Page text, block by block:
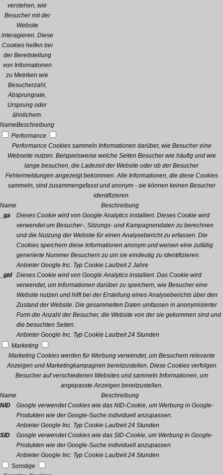
verstehen, wie
Besucher mit der
Website
interagieren. Diese
Cookies helfen bei
der Bereitstellung
von Informationen
zu Metriken wie
Besucherzahl,
Absprungrate,
Ursprung oder
ähnlichem.
NameBeschreibung
Performance
Performance Cookies sammeln Informationen darüber, wie Besucher eine
Webseite nutzen. Beispielsweise welche Seiten Besucher wie häufig und wie
lange besuchen, die Ladezeit der Website oder ob der Besucher
Fehlermeldungen angezeigt bekommen. Alle Informationen, die diese Cookies
sammeln, sind zusammengefasst und anonym - sie können keinen Besucher
identifizieren.
Name
Beschreibung
_ga
Dieses Cookie wird von Google Analytics installiert. Dieses Cookie wird
verwendet um Besucher-, Sitzungs- und Kampagnendaten zu berechnen
und die Nutzung der Website für einen Analysebericht zu erfassen. Die
Cookies speichern diese Informationen anonym und weisen eine zufällig
generierte Nummer Besuchern zu um sie eindeutig zu identifizieren.
Anbieter Google Inc. Typ Cookie Laufzeit 2 Jahre
_gid
Dieses Cookie wird von Google Analytics installiert. Das Cookie wird
verwendet, um Informationen darüber zu speichern, wie Besucher eine
Website nutzen und hilft bei der Erstellung eines Analyseberichts über den
Zustand der Website. Die gesammelten Daten umfassen in anonymisierter
Form die Anzahl der Besucher, die Website von der sie gekommen sind und
die besuchten Seiten.
Anbieter Google Inc. Typ Cookie Laufzeit 24 Stunden
Marketing
Marketing Cookies werden für Werbung verwendet, um Besuchern relevante
Anzeigen und Marketingkampagnen bereitzustellen. Diese Cookies verfolgen
Besucher auf verschiedenen Websites und sammeln Informationen, um
angepasste Anzeigen bereitzustellen.
Name
Beschreibung
NID
Google verwendet Cookies wie das NID-Cookie, um Werbung in Google-
Produkten wie der Google-Suche individuell anzupassen.
Anbieter Google Inc. Typ Cookie Laufzeit 24 Stunden
SID
Google verwendet Cookies wie das SID-Cookie, um Werbung in Google-
Produkten wie der Google-Suche individuell anzupassen.
Anbieter Google Inc. Typ Cookie Laufzeit 24 Stunden
Sonstige